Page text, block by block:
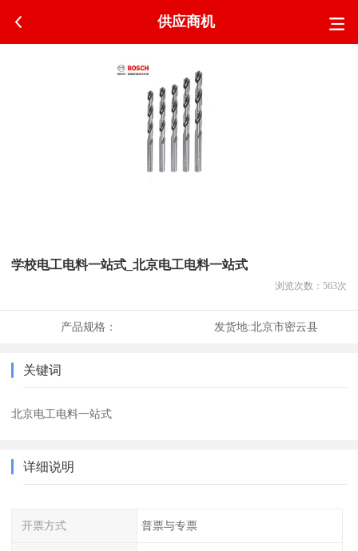
供应商机
学校电工电料一站式_北京电工电料一站式
浏览次数： 563次
产品规格： 发货地:北京市密云县
关键词
北京电工电料一站式
详细说明
开票方式 普票与专票